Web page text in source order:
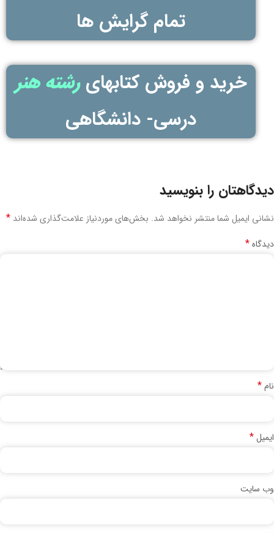
تمام گرایش ها
خرید و فروش کتابهای رشته هنر
درسی- دانشگاهی
دیدگاهتان را بنویسید
نشانی ایمیل شما منتشر نخواهد شد. بخش‌های موردنیاز علامت‌گذاری شده‌اند *
دیدگاه*
نام*
ایمیل*
وب‌ سایت